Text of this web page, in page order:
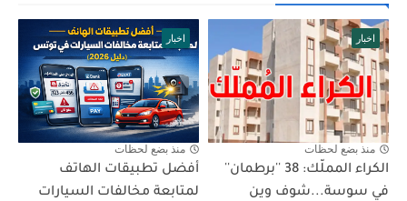
اخبار
منذ بضع لحظات
الكراء المملّك: 38 ''برطمان''
في سوسة...شوف وين
اخبار
منذ بضع لحظات
أفضل تطبيقات الهاتف
لمتابعة مخالفات السيارات